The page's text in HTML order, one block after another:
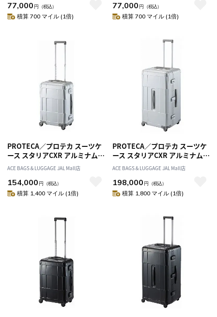
77,000 円 （税込）
積算 700 マイル (1倍)
77,000 円 （税込）
積算 700 マイル (1倍)
PROTECA／プロテカ スーツケ
ース スタリアCXR アルミナム
ACE BAGS＆LUGGAGE JAL Mall店
154,000 円 （税込）
積算 1,400 マイル (1倍)
PROTECA／プロテカ スーツケ
ース スタリアCXR アルミナム
102L 日本製 XXLサイズ 01535
ACE BAGS＆LUGGAGE JAL Mall店
198,000 円 （税込）
積算 1,800 マイル (1倍)